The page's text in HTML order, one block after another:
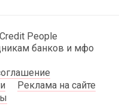
People
банков и мфо
Реклама на сайте